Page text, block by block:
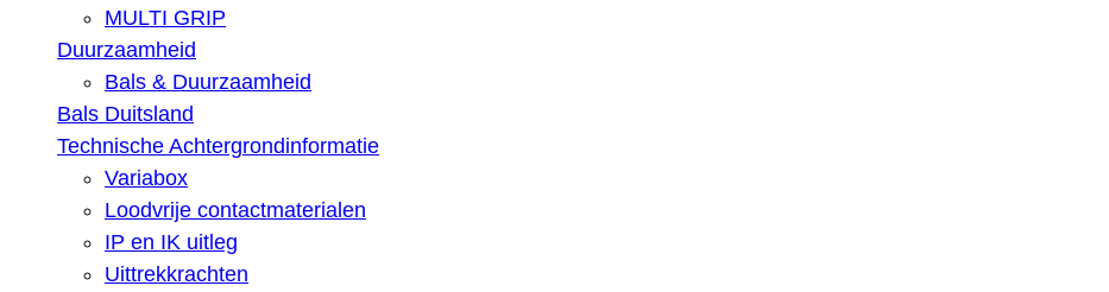
MULTI GRIP
Duurzaamheid
Bals & Duurzaamheid
Bals Duitsland
Technische Achtergrondinformatie
Variabox
Loodvrije contactmaterialen
IP en IK uitleg
Uittrekkrachten